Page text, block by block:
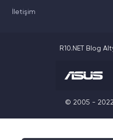
İletişim
R10.NET Blog
© 2005 -